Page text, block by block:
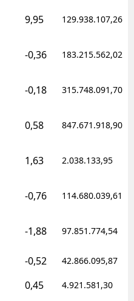
9,95 129.938.107,26
-0,36 183.215.562,02
-0,18 315.748.091,70
0,58 847.671.918,90
1,63 2.038.133,95
-0,76 114.680.039,61
-1,88 97.851.774,54
-0,52 42.866.095,87
0,45 4.921.581,30